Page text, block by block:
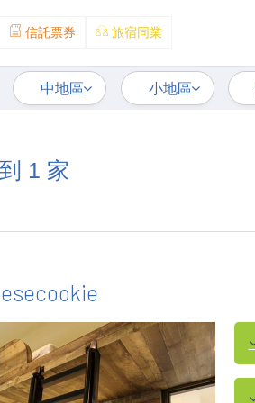
信託票券 旅宿同業
中地區 小地區
1 家